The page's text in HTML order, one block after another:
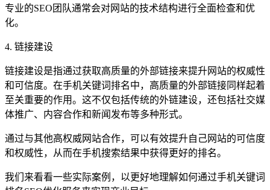
专业的SEO团队通常会对网站的技术结构进行全面检查和优
化。
4. 链接建设
链接建设是指通过获取高质量的外部链接来提升网站的权威性
和可信度。在手机关键词排名中，高质量的外部链接同样起着
至关重要的作用。这不仅包括传统的外链建设，还包括社交媒
体推广、内容合作和新闻发布等多种形式。
通过与其他高权威网站合作，可以有效提升自己网站的可信度
和权威性，从而在手机搜索结果中获得更好的排名。
我们来看看一些实际案例，以更好地理解如何通过手机关键词